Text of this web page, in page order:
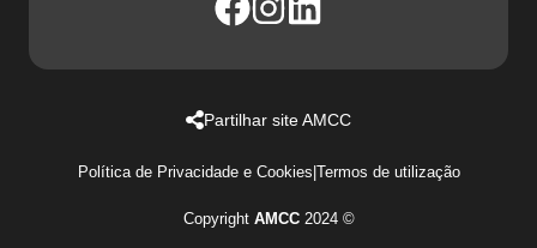
Partilhar site AMCC
Política de Privacidade e Cookies|Termos de utilização
Copyright AMCC2024 ©